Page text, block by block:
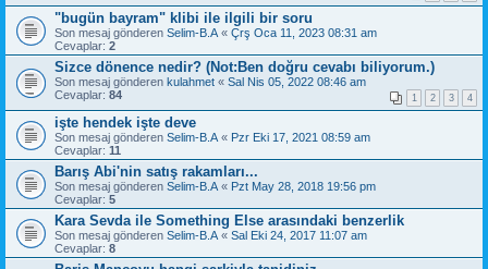
"bugün bayram" klibi ile ilgili bir soru
Son mesaj gönderen Selim-B.A « Çrş Oca 11, 2023 08:31 am
Cevaplar: 2
Sizce dönence nedir? (Not:Ben doğru cevabı biliyorum.)
Son mesaj gönderen kulahmet « Sal Nis 05, 2022 08:46 am
Cevaplar: 84 1 2 3 4
işte hendek işte deve
Son mesaj gönderen Selim-B.A « Pzr Eki 17, 2021 08:59 am
Cevaplar: 11
Barış Abi'nin satış rakamları...
Son mesaj gönderen Selim-B.A « Pzt May 28, 2018 19:56 pm
Cevaplar: 5
Kara Sevda ile Something Else arasındaki benzerlik
Son mesaj gönderen Selim-B.A « Sal Eki 24, 2017 11:07 am
Cevaplar: 8